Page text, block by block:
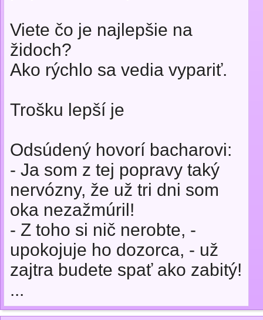
Viete čo je najlepšie na
židoch?
Ako rýchlo sa vedia vypariť.
Trošku lepší je
Odsúdený hovorí bacharovi:
- Ja som z tej popravy taký
nervózny, že už tri dni som
oka nezažmúril!
- Z toho si nič nerobte, -
upokojuje ho dozorca, - už
zajtra budete spať ako zabitý!
...